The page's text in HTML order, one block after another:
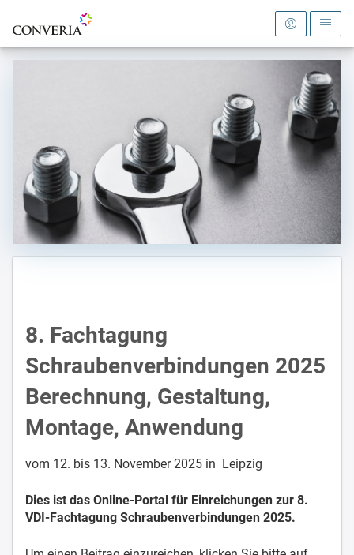
Zur Startseite
8. Fachtagung
Schraubenverbindungen 2025
Berechnung, Gestaltung,
Montage, Anwendung
vom 12. bis 13. November 2025 in Leipzig
Dies ist das Online-Portal für Einreichungen zur 8.
VDI-Fachtagung Schraubenverbindungen 2025.